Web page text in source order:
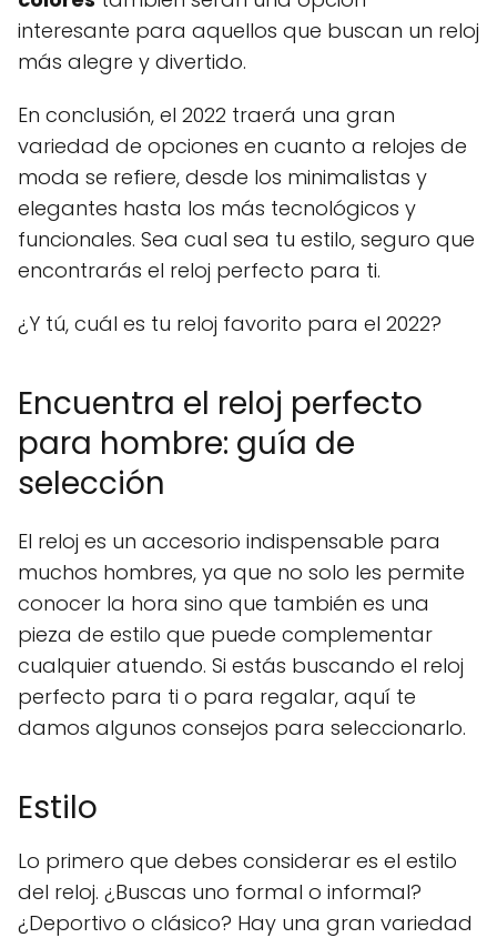
interesante para aquellos que buscan un reloj
más alegre y divertido.
En conclusión, el 2022 traerá una gran
variedad de opciones en cuanto a relojes de
moda se refiere, desde los minimalistas y
elegantes hasta los más tecnológicos y
funcionales. Sea cual sea tu estilo, seguro que
encontrarás el reloj perfecto para ti.
¿Y tú, cuál es tu reloj favorito para el 2022?
Encuentra el reloj perfecto
para hombre: guía de
selección
El reloj es un accesorio indispensable para
muchos hombres, ya que no solo les permite
conocer la hora sino que también es una
pieza de estilo que puede complementar
cualquier atuendo. Si estás buscando el reloj
perfecto para ti o para regalar, aquí te
damos algunos consejos para seleccionarlo.
Estilo
Lo primero que debes considerar es el estilo
del reloj. ¿Buscas uno formal o informal?
¿Deportivo o clásico? Hay una gran variedad